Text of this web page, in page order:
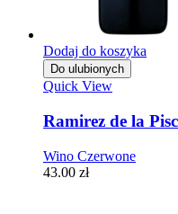
Dodaj do koszyka
Do ulubionych
Quick View
Ramirez de la
Wino Czerwone
43.00 zł